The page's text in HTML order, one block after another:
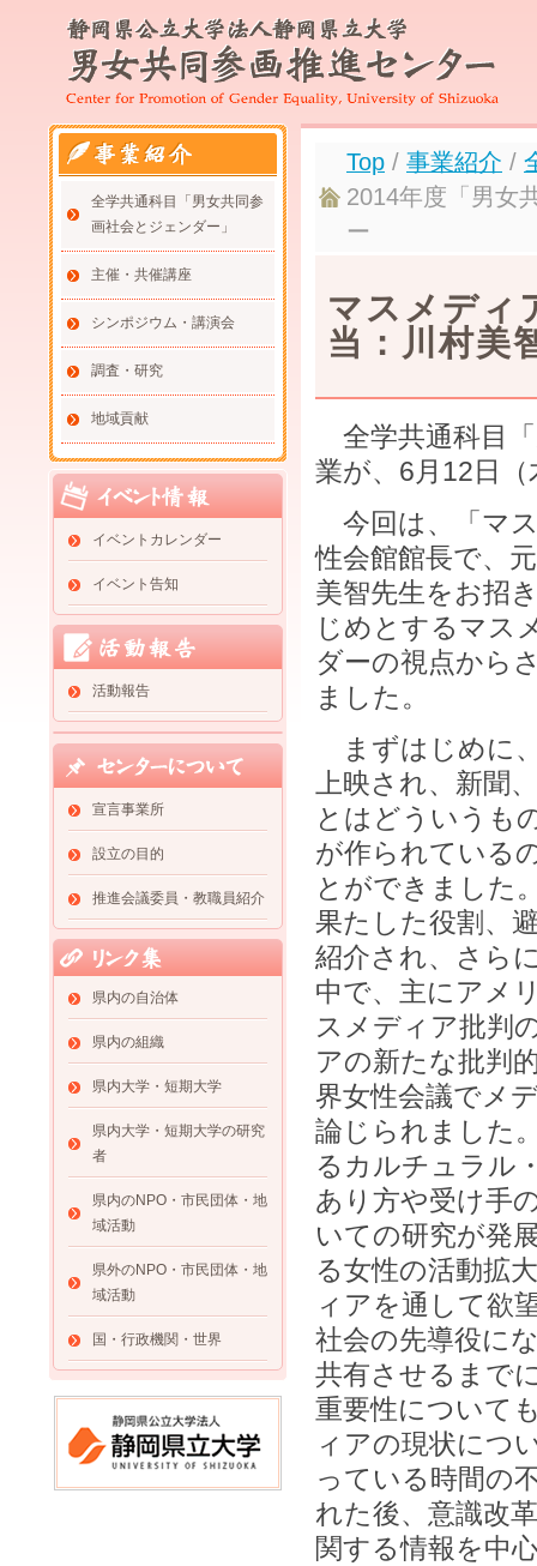
全学共通科目「男女共同参
画社会とジェンダー」
主催・共催講座
シンポジウム・講演会
調査・研究
地域貢献
イベントカレンダー
イベント告知
活動報告
宣言事業所
設立の目的
推進会議委員・教職員紹介
県内の自治体
県内の組織
県内大学・短期大学
県内大学・短期大学の研究
者
県内のNPO・市民団体・地
域活動
県外のNPO・市民団体・地
域活動
国・行政機関・世界
Top / 事業紹介 /
2014年度「男女
ー
マスメディ
当：川村美
全学共通科目
業が、6月12日
今回は、「マ
性会館館長で、
美智先生をお招
じめとするマス
ダーの視点から
ました。
まずはじめに
上映され、新聞
とはどういうも
が作られている
とができました
果たした役割、
紹介され、さら
中で、主にアメ
スメディア批判
アの新たな批判
界女性会議でメ
論じられました
るカルチュラル
あり方や受け手
いての研究が発
る女性の活動拡
ィアを通して欲
社会の先導役に
共有させるまで
重要性について
ィアの現状につ
っている時間の
れた後、意識改
関する情報を中